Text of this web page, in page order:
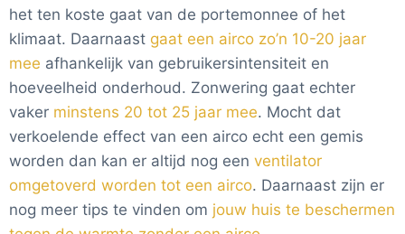
het ten koste gaat van de portemonnee of het
klimaat. Daarnaast gaat een airco zo’n 10-20 jaar
mee afhankelijk van gebruikersintensiteit en
hoeveelheid onderhoud. Zonwering gaat echter
vaker minstens 20 tot 25 jaar mee. Mocht dat
verkoelende effect van een airco echt een gemis
worden dan kan er altijd nog een ventilator
omgetoverd worden tot een airco. Daarnaast zijn er
nog meer tips te vinden om jouw huis te beschermen